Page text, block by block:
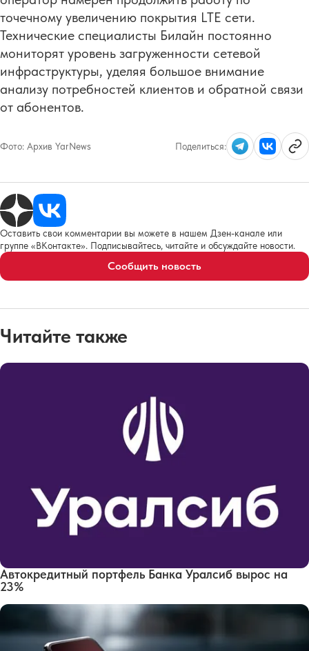
точечному увеличению покрытия LTE сети.
Технические специалисты Билайн постоянно
мониторят уровень загруженности сетевой
инфраструктуры, уделяя большое внимание
анализу потребностей клиентов и обратной связи
от абонентов.
Фото: Архив YarNews Поделиться:
Оставить свои комментарии вы можете в нашем Дзен-канале или
группе «ВКонтакте». Подписывайтесь, читайте и обсуждайте новости.
Сообщить новость
Читайте также
Автокредитный портфель Банка Уралсиб вырос на
23%